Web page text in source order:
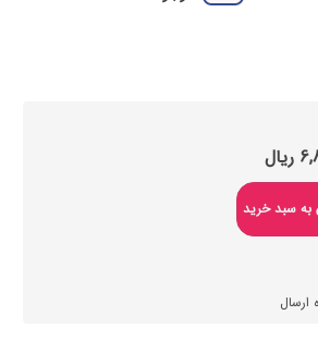
ریال
به سبد خرید
ارسال